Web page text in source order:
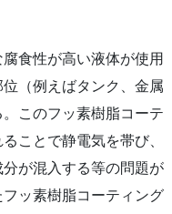
食性が高い液体が使用
（例えばタンク、金属
このフッ素樹脂コーテ
ことで静電気を帯び、
が混入する等の問題が
ッ素樹脂コーティング